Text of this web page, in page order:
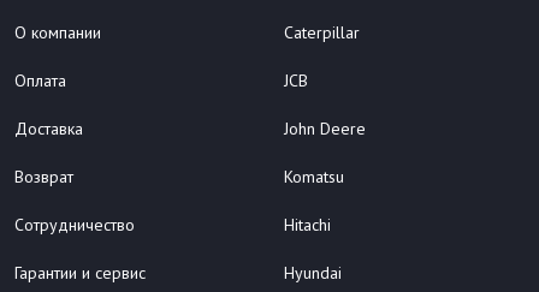
О компании
Оплата
Доставка
Возврат
Сотрудничество
Гарантии и сервис
Caterpillar
JCB
John Deere
Komatsu
Hitachi
Hyundai